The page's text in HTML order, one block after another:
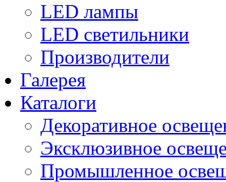
LED лампы
LED светильники
Производители
Галерея
Каталоги
Декоративное
Эксклюзивное
Промышленное